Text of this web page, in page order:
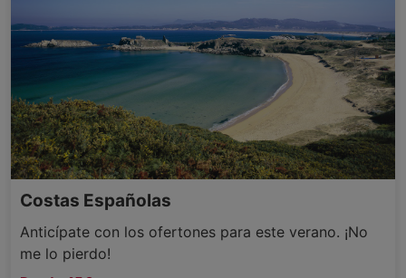
Costas Españolas
Anticípate con los ofertones para este verano. ¡No
me lo pierdo!